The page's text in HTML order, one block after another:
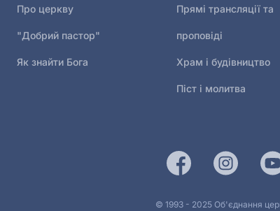
Про церкву
"Добрий пастор"
Як знайти Бога
Прямі трансляції та
проповіді
Храм і будівництво
Піст і молитва
© 1993 - 2025 Об'єднання